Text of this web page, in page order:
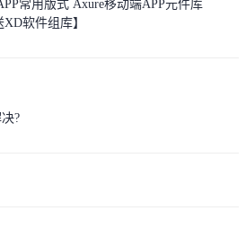
常用版式 Axure移动端APP元件库
软件组库】
?